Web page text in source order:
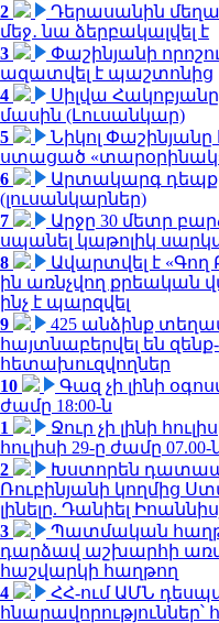
2
Դերասանին
մեջ․ նա ձերբակալվել է
3
Փաշինյանի
ազատվել է պաշտոնից
4
Սիլվա
մասին (Լուսանկար)
5
Նիկոլ
ստացած
6
Արտակարգ դեպք
(լուսանկարներ)
7
Արջը 30 մետր
սպանել կաթոլիկ
8
Ավարտվել է «Գող
ին առնչվող քրեական
ինչ է պարզվել
9
425 անձինք
հայտնաբերվել են
հետախուզվողներ
10
Գազ չի լինի
ժամը 18:00-ն
1
Ջուր չի լինի
հուլիսի 29-ը ժամը 07.00-
2
Խստորեն
Ռուբինյանի կողմից
լինելը. Դանիել
3
Պատմական
դարձավ աշխարհի
հաշվարկի հաղթող
4
ՀՀ-ում ԱՄՆ